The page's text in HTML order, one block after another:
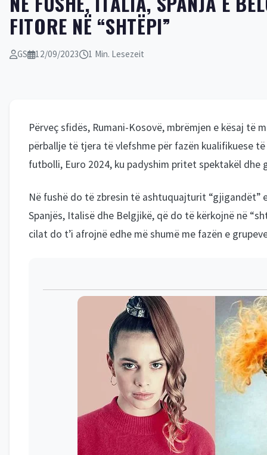
FITORE NË “SHTËPI”
GS 12/09/2023 1 Min. Lesezeit
Përveç sfidës, Rumani-Kosovë, mbrëmjen e kësaj të
përballje të tjera të vlefshme për fazën kualifikuese
futbolli, Euro 2024, ku padyshim pritet spektakël dhe
Në fushë do të zbresin të ashtuquajturit “gjigandët”
Spanjës, Italisë dhe Belgjikë, që do të kërkojnë në
cilat do t’i afrojnë edhe më shumë me fazën e